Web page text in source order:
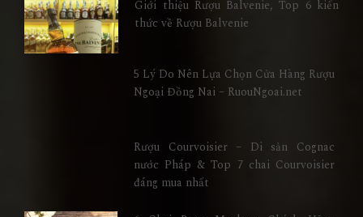
Giới thiệu Rượu Balvenie, Top 6 kiến
thức về Rượu Balvenie
5 Lý Do Nên Lựa Chọn Cửa Hàng Rượu
Ngoại Đồng Nai – RuouNgoai.net
Rượu Courvoisier – Di sản Cognac
nước Pháp & Top 7 chai Courvoisier
đáng mua nhất